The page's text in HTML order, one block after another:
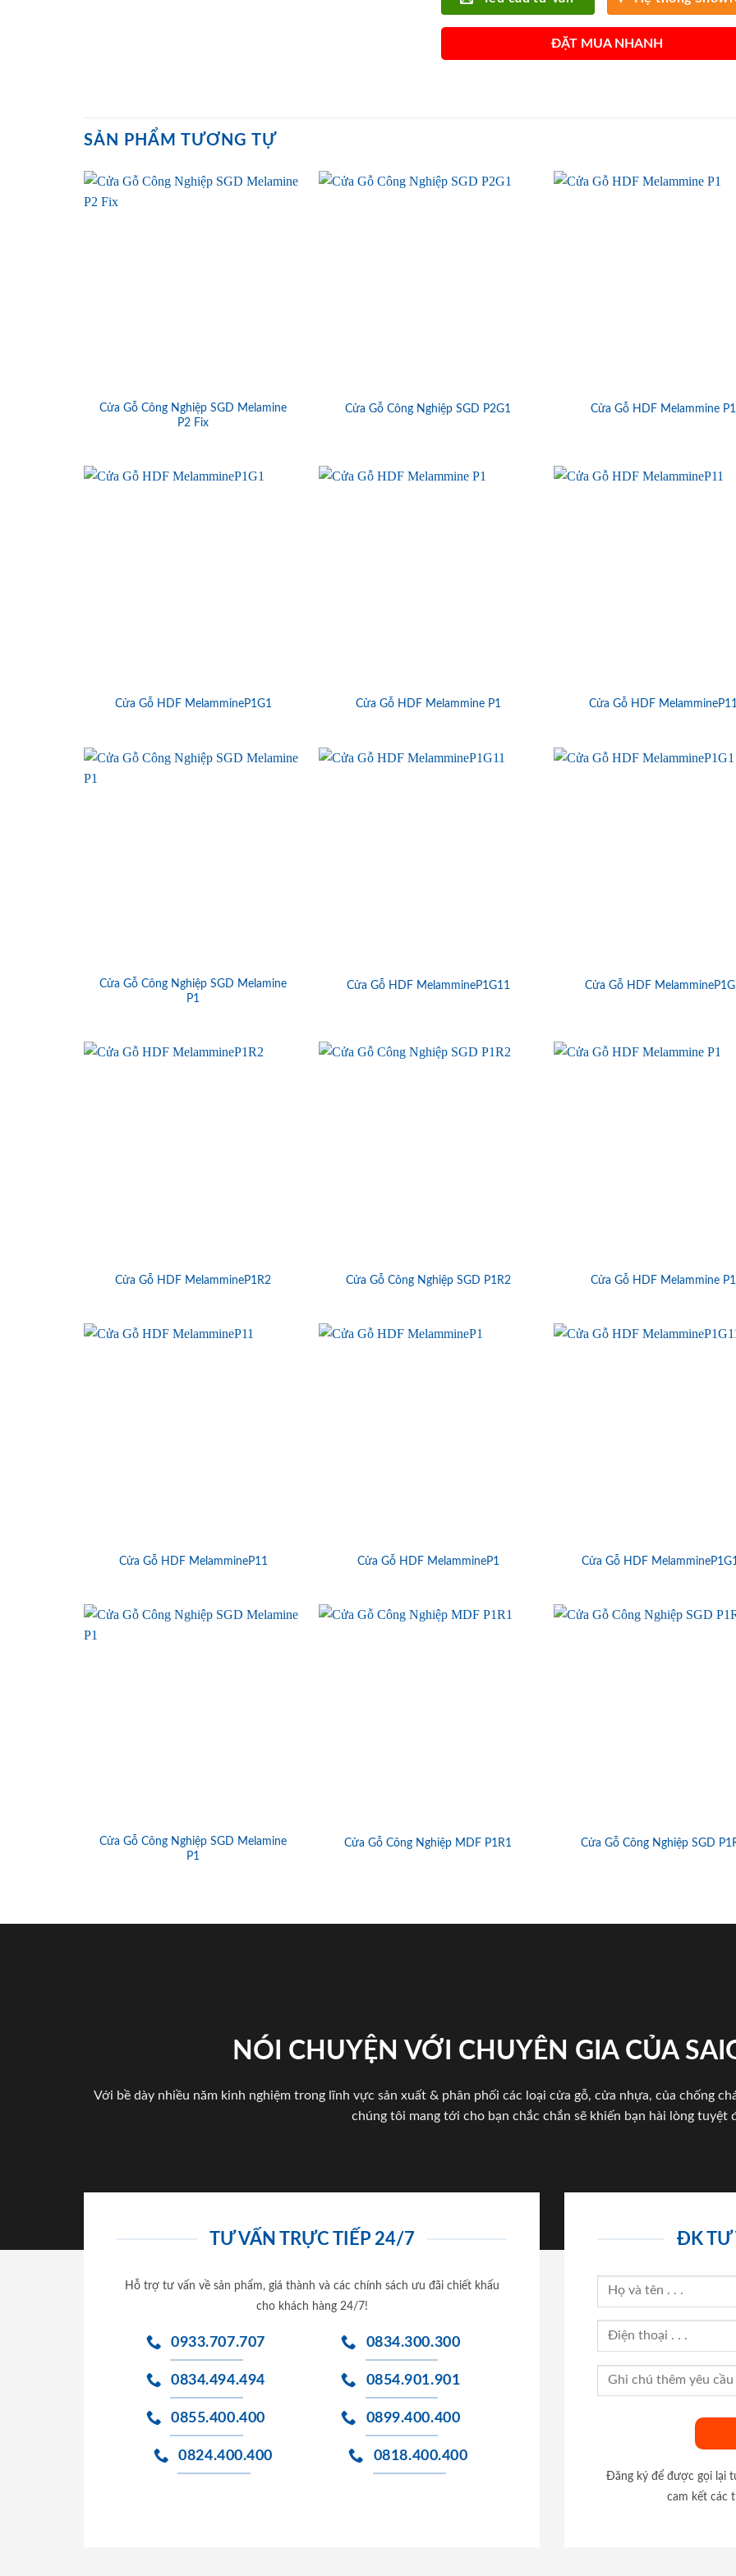
ĐẶT MUA NHANH
SẢN PHẨM TƯƠNG TỰ
Cửa Gỗ Công Nghiệp SGD Melamine
P2 Fix
Cửa Gỗ Công Nghiệp SGD P2G1 Cửa Gỗ HDF Melammine P1
Cửa Gỗ HDF MelammineP1G1 Cửa Gỗ HDF Melammine P1 Cửa Gỗ HDF
Cửa Gỗ Công Nghiệp SGD Melamine
P1
Cửa Gỗ HDF MelammineP1G11 Cửa Gỗ HDF
Cửa Gỗ HDF MelammineP1R2 Cửa Gỗ Công Nghiệp SGD P1R2 Cửa Gỗ HDF Melammine P1
Cửa Gỗ HDF MelammineP11 Cửa Gỗ HDF MelammineP1 Cửa Gỗ HDF
Cửa Gỗ Công Nghiệp SGD Melamine
P1
Cửa Gỗ Công Nghiệp MDF P1R1 Cửa Gỗ Công Nghiệp SGD
NÓI CHUYỆN VỚI CHUYÊN GIA CỦA
Với bề dày nhiều năm kinh nghiệm trong lĩnh vực sản xuất & phân phối các loại cửa gỗ, cửa nhựa, của chống
chúng tôi mang tới cho bạn chắc chắn sẽ khiến bạn hài lòng tuyệt
TƯ VẤN TRỰC TIẾP 24/7
Hỗ trợ tư vấn về sản phẩm, giá thành và các chính sách ưu đãi chiết khấu
cho khách hàng 24/7!
0933.707.707
0834.494.494
0855.400.400
0824.400.400
0834.300.300
0854.901.901
0899.400.400
0818.400.400
ĐK TƯ
Đăng ký để được gọi lại
cam kết các